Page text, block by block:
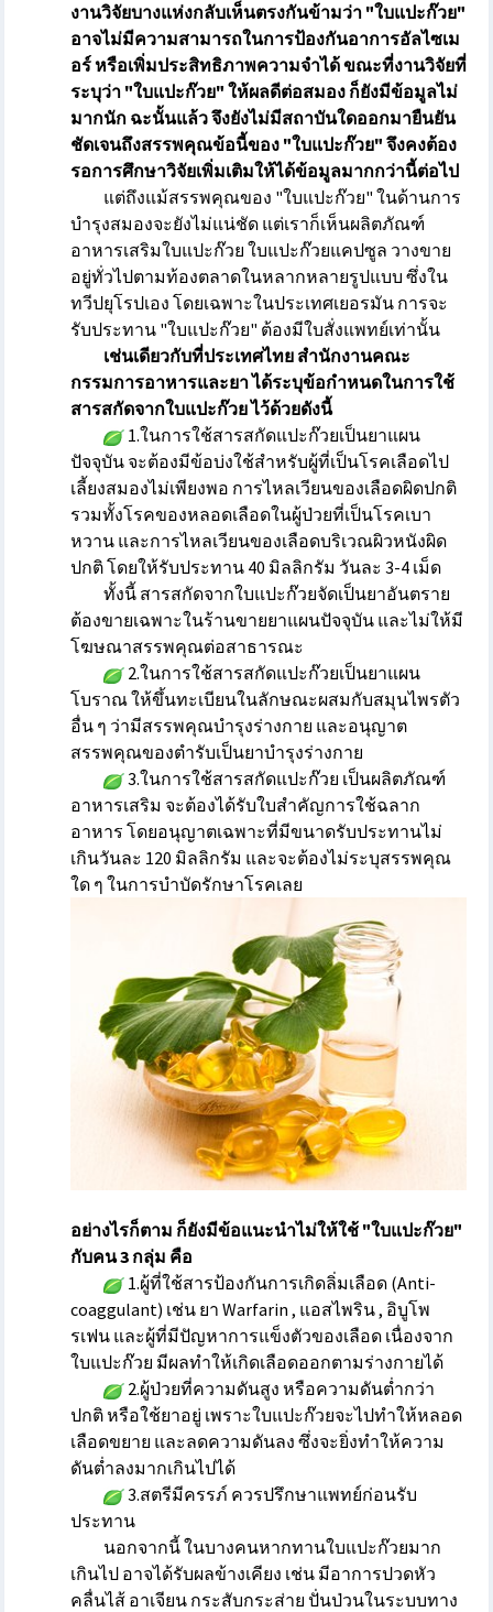
งานวิจัยบางแห่งกลับเห็นตรงกันข้ามว่า "ใบแปะก๊วย"
อาจไม่มีความสามารถในการป้องกันอาการอัลไซเม
อร์ หรือเพิ่มประสิทธิภาพความจำได้ ขณะที่งานวิจัยที่
ระบุว่า "ใบแปะก๊วย" ให้ผลดีต่อสมอง ก็ยังมีข้อมูลไม่
มากนัก ฉะนั้นแล้ว จึงยังไม่มีสถาบันใดออกมายืนยัน
ชัดเจนถึงสรรพคุณข้อนี้ของ "ใบแปะก๊วย" จึงคงต้อง
รอการศึกษาวิจัยเพิ่มเติมให้ได้ข้อมูลมากกว่านี้ต่อไป
แต่ถึงแม้สรรพคุณของ "ใบแปะก๊วย" ในด้านการ
บำรุงสมองจะยังไม่แน่ชัด แต่เราก็เห็นผลิตภัณฑ์
อาหารเสริมใบแปะก๊วย ใบแปะก๊วยแคปซูล วางขาย
อยู่ทั่วไปตามท้องตลาดในหลากหลายรูปแบบ ซึ่งใน
ทวีปยุโรปเอง โดยเฉพาะในประเทศเยอรมัน การจะ
รับประทาน "ใบแปะก๊วย" ต้องมีใบสั่งแพทย์เท่านั้น
เช่นเดียวกับที่ประเทศไทย สำนักงานคณะ
กรรมการอาหารและยา ได้ระบุข้อกำหนดในการใช้
สารสกัดจากใบแปะก๊วย ไว้ด้วยดังนี้
1.ในการใช้สารสกัดแปะก๊วยเป็นยาแผน
ปัจจุบัน จะต้องมีข้อบ่งใช้สำหรับผู้ที่เป็นโรคเลือดไป
เลี้ยงสมองไม่เพียงพอ การไหลเวียนของเลือดผิดปกติ
รวมทั้งโรคของหลอดเลือดในผู้ป่วยที่เป็นโรคเบา
หวาน และการไหลเวียนของเลือดบริเวณผิวหนังผิด
ปกติ โดยให้รับประทาน 40 มิลลิกรัม วันละ 3-4 เม็ด
ทั้งนี้ สารสกัดจากใบแปะก๊วยจัดเป็นยาอันตราย
ต้องขายเฉพาะในร้านขายยาแผนปัจจุบัน และไม่ให้มี
โฆษณาสรรพคุณต่อสาธารณะ
2.ในการใช้สารสกัดแปะก๊วยเป็นยาแผน
โบราณ ให้ขึ้นทะเบียนในลักษณะผสมกับสมุนไพรตัว
อื่น ๆ ว่ามีสรรพคุณบำรุงร่างกาย และอนุญาต
สรรพคุณของตำรับเป็นยาบำรุงร่างกาย
3.ในการใช้สารสกัดแปะก๊วย เป็นผลิตภัณฑ์
อาหารเสริม จะต้องได้รับใบสำคัญการใช้ฉลาก
อาหาร โดยอนุญาตเฉพาะที่มีขนาดรับประทานไม่
เกินวันละ 120 มิลลิกรัม และจะต้องไม่ระบุสรรพคุณ
ใด ๆ ในการบำบัดรักษาโรคเลย
อย่างไรก็ตาม ก็ยังมีข้อแนะนำไม่ให้ใช้ "ใบแปะก๊วย"
กับคน 3 กลุ่ม คือ
1.ผู้ที่ใช้สารป้องกันการเกิดลิ่มเลือด (Anti-
coaggulant) เช่น ยา Warfarin , แอสไพริน , อิบูโพ
รเฟน และผู้ที่มีปัญหาการแข็งตัวของเลือด เนื่องจาก
ใบแปะก๊วย มีผลทำให้เกิดเลือดออกตามร่างกายได้
2.ผู้ป่วยที่ความดันสูง หรือความดันต่ำกว่า
ปกติ หรือใช้ยาอยู่ เพราะใบแปะก๊วยจะไปทำให้หลอด
เลือดขยาย และลดความดันลง ซึ่งจะยิ่งทำให้ความ
ดันต่ำลงมากเกินไปได้
3.สตรีมีครรภ์ ควรปรึกษาแพทย์ก่อนรับ
ประทาน
นอกจากนี้ ในบางคนหากทานใบแปะก๊วยมาก
เกินไป อาจได้รับผลข้างเคียง เช่น มีอาการปวดหัว
คลื่นไส้ อาเจียน กระสับกระส่าย ปั่นป่วนในระบบทาง